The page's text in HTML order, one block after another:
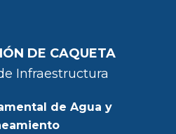
DE CAQUETA
Infraestructura
de Agua y